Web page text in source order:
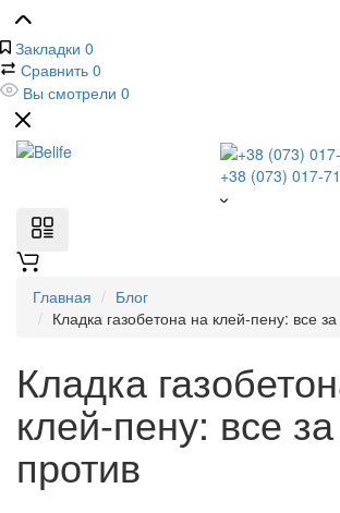
Закладки 0
Сравнить 0
Вы смотрели 0
+38 (073) 017-
Главная
Блог
Кладка газобетона на клей-пену: все
Кладка
клей-пену: все
против